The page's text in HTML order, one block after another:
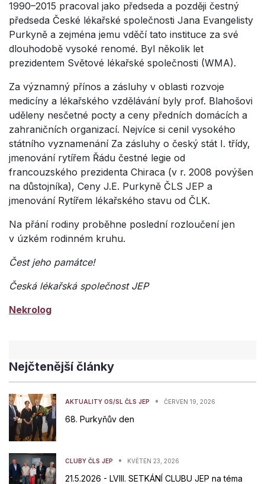
1990–2015 pracoval jako předseda a později čestný
předseda České lékařské společnosti Jana Evangelisty
Purkyně a zejména jemu vděčí tato instituce za své
dlouhodobě vysoké renomé. Byl několik let
prezidentem Světové lékařské společnosti (WMA).
Za významný přínos a zásluhy v oblasti rozvoje
medicíny a lékařského vzdělávání byly prof. Blahošovi
uděleny nesčetné pocty a ceny předních domácích a
zahraničních organizací. Nejvíce si cenil vysokého
státního vyznamenání Za zásluhy o český stát I. třídy,
jmenování rytířem Řádu čestné legie od
francouzského prezidenta Chiraca (v r. 2008 povýšen
na důstojníka), Ceny J.E. Purkyně ČLS JEP a
jmenování Rytířem lékařského stavu od ČLK.
Na přání rodiny proběhne poslední rozloučení jen
v úzkém rodinném kruhu.
Čest jeho památce!
Česká lékařská společnost JEP
Nekrolog
Nejčtenější články
AKTUALITY OS/SL ČLS JEP • ČERVEN 19, 2026
68. Purkyňův den
CLUBY ČLS JEP • KVĚTEN 23, 2026
21.5.2026 - LVIII. SETKÁNÍ CLUBU JEP na téma